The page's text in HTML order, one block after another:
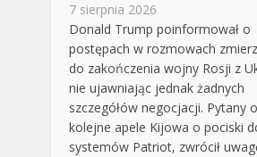
7 sierpnia 2026
Donald Trump poinformował o
postępach w rozmowach
do zakończenia wojny Rosji z
nie ujawniając jednak żadnych
szczegółów negocjacji. Pytany o
kolejne apele Kijowa o pociski
systemów Patriot, zwrócił